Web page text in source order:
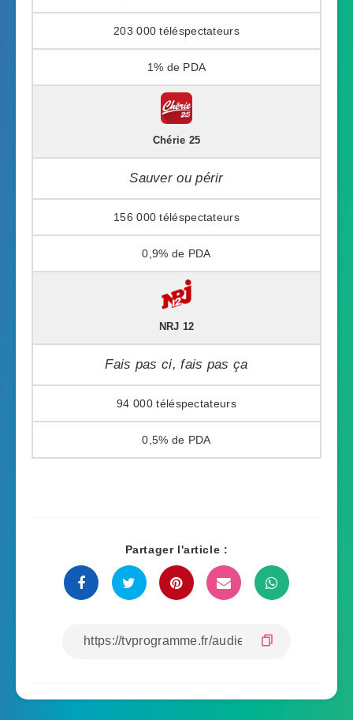
203 000
1%
Chérie 25
Sauver ou périr
156 000
0,9%
NRJ 12
Fais pas ci, fais pas ça
94 000
0,5%
Partager l'article :